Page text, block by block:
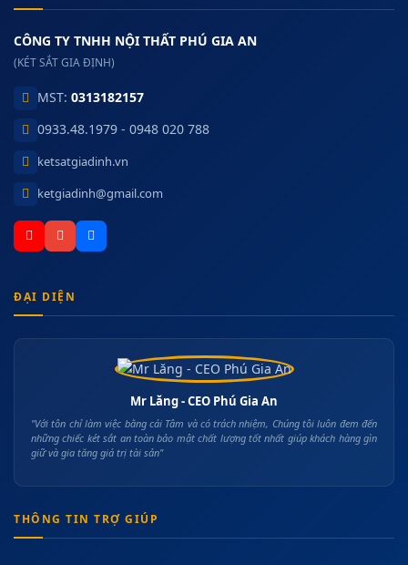
CÔNG TY TNHH NỘI THẤT PHÚ GIA AN
(KÉT SẮT GIA ĐỊNH)
MST: 0313182157
0933.48.1979 - 0948 020 788
ketsatgiadinh.vn
ketgiadinh@gmail.com
ĐẠI DIỆN
Mr Lăng - CEO Phú Gia An
"Với tôn chỉ làm việc bằng cái Tâm và có trách nhiệm, Chúng tôi luôn đem đến
những chiếc két sắt an toàn bảo mật chất lượng tốt nhất giúp khách hàng gìn
giữ và gia tăng giá trị tài sản"
THÔNG TIN TRỢ GIÚP